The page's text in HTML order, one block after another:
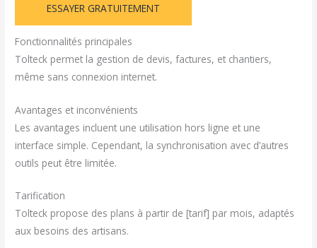
ESSAYER GRATUITEMENT
Fonctionnalités principales
Tolteck permet la gestion de devis, factures, et chantiers,
même sans connexion internet.
Avantages et inconvénients
Les avantages incluent une utilisation hors ligne et une
interface simple. Cependant, la synchronisation avec d’autres
outils peut être limitée.
Tarification
Tolteck propose des plans à partir de [tarif] par mois, adaptés
aux besoins des artisans.